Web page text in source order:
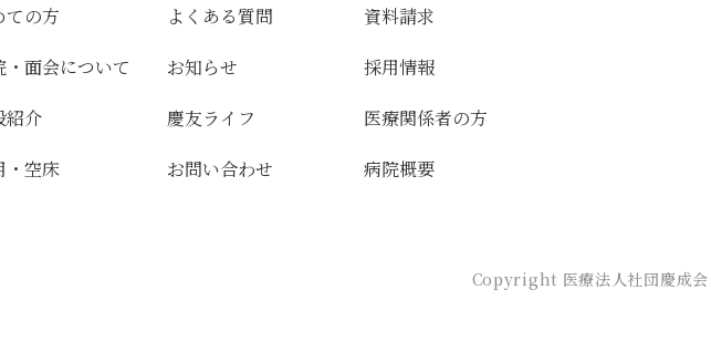
ての方
・面会について
紹介
・空床
よくある質問
お知らせ
慶友ライフ
お問い合わせ
資料請求
採用情報
医療関係者の方
病院概要
Copyright 医療法人社団慶成会